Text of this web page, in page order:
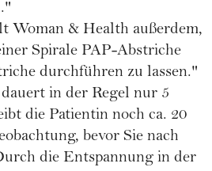
Woman & Health außerdem,
Spirale PAP-Abstriche
durchführen zu lassen."
in der Regel nur 5
die Patientin noch ca. 20
bevor Sie nach
die Entspannung in der